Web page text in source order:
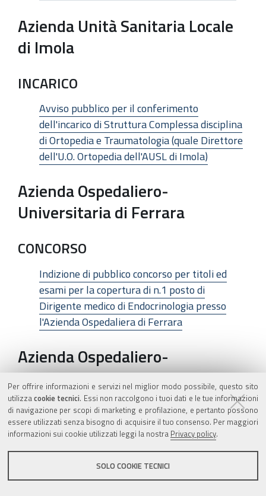
Per offrire informazioni e servizi nel miglior modo possibile, questo sito
utilizzacookie tecnici. Essi non raccolgono i tuoi dati e le tue informazioni
di navigazione per scopi di marketing e profilazione, e pertanto possono
essere utilizzati senza bisogno di acquisire il tuo consenso. Per maggiori
informazioni sui cookie utilizzati leggi la nostra Privacy policy.
SOLO COOKIE TECNICI
Azienda Unità Sanitaria Locale
di Imola
INCARICO
Avviso pubblico per il conferimento
dell'incarico di Struttura Complessa disciplina
di Ortopedia e Traumatologia (quale Direttore
dell'U.O. Ortopedia dell'AUSL di Imola)
Azienda Ospedaliero-
Universitaria di Ferrara
CONCORSO
Indizione di pubblico concorso per titoli ed
esami per la copertura di n.1 posto di
Dirigente medico di Endocrinologia presso
l'Azienda Ospedaliera di Ferrara
Azienda Ospedaliero-
Universitaria di Modena
CONCORSO
Concorso pubblico per titoli ed esami per la
copertura di n. 1 posto di Dirigente medico –
disciplina: “Anatomia Patologica, per le